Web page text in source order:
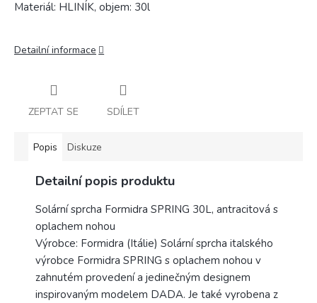
Materiál: HLINÍK, objem: 30l
Detailní informace
ZEPTAT SE SDÍLET
Popis Diskuze
Detailní popis produktu
Solární sprcha Formidra SPRING 30L, antracitová s
oplachem nohou
Výrobce: Formidra (Itálie) Solární sprcha italského
výrobce Formidra SPRING s oplachem nohou v
zahnutém provedení a jedinečným designem
inspirovaným modelem DADA. Je také vyrobena z